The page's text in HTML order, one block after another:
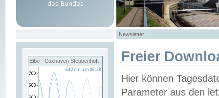
Newsletter
Elbe - Cuxhaven Steubenhöft Freier
Hier können
Parameter aus den